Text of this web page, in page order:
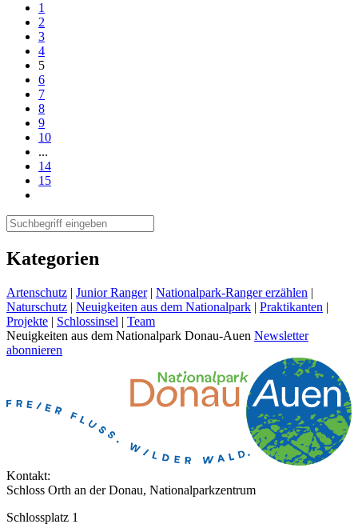
1
2
3
4
5
6
7
8
9
10
...
14
15
Kategorien
Artenschutz | Junior Ranger | Nationalpark-Ranger erzählen |
Naturschutz | Neuigkeiten aus dem Nationalpark | Praktikanten |
Projekte | Schlossinsel | Team
Neuigkeiten aus dem Nationalpark Donau-Auen Newsletter
abonnieren
Kontakt:
Schloss Orth an der Donau, Nationalparkzentrum
Schlossplatz 1